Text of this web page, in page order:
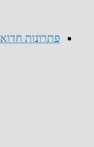
פתרונות חדוא